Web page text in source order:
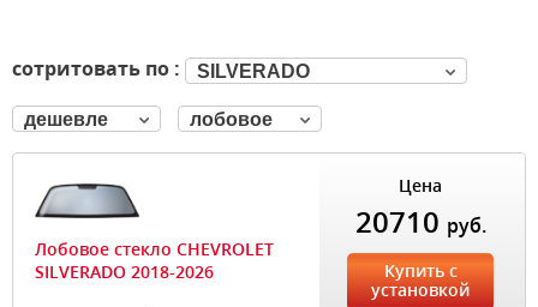
сотритовать по : SILVERADO
дешевле лобовое
Лобовое стекло CHEVROLET
SILVERADO 2018-2026
Цена
20710 руб.
Купить с
установкой